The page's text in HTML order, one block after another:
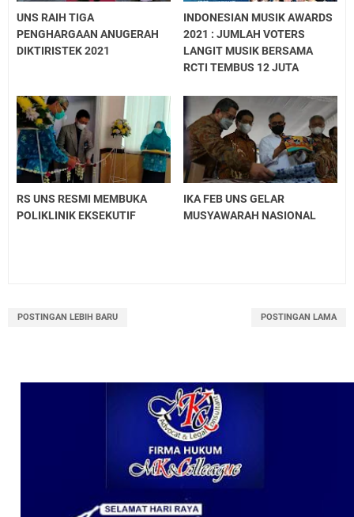
UNS RAIH TIGA
PENGHARGAAN ANUGERAH
DIKTIRISTEK 2021
INDONESIAN MUSIK AWARDS
2021 : JUMLAH VOTERS
LANGIT MUSIK BERSAMA
RCTI TEMBUS 12 JUTA
RS UNS RESMI MEMBUKA
POLIKLINIK EKSEKUTIF
IKA FEB UNS GELAR
MUSYAWARAH NASIONAL
POSTINGAN LEBIH BARU POSTINGAN LAMA